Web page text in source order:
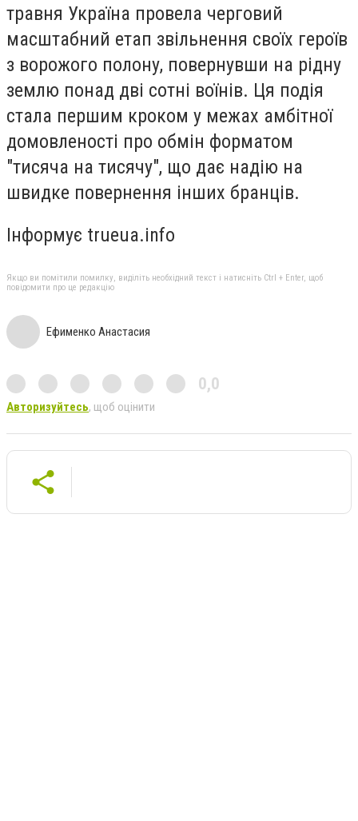
травня Україна провела черговий
масштабний етап звільнення своїх героїв
з ворожого полону, повернувши на рідну
землю понад дві сотні воїнів. Ця подія
стала першим кроком у межах амбітної
домовленості про обмін форматом
"тисяча на тисячу", що дає надію на
швидке повернення інших бранців.
Інформує trueua.info
Якщо ви помітили помилку, виділіть необхідний текст і натисніть Ctrl + Enter, щоб
повідомити про це редакцію
Ефименко Анастасия
0,0
Авторизуйтесь, щоб оцінити